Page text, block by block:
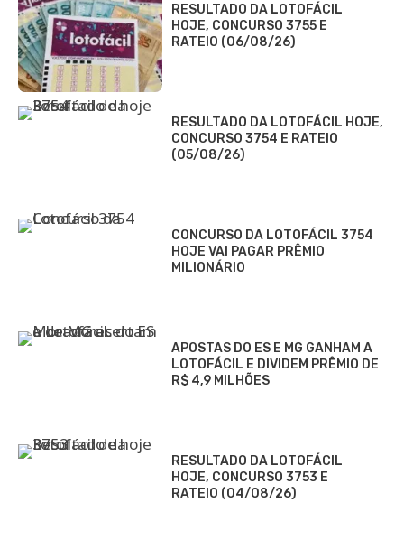
RESULTADO DA LOTOFÁCIL
HOJE, CONCURSO 3755 E
RATEIO (06/08/26)
RESULTADO DA LOTOFÁCIL HOJE,
CONCURSO 3754 E RATEIO
(05/08/26)
CONCURSO DA LOTOFÁCIL 3754
HOJE VAI PAGAR PRÊMIO
MILIONÁRIO
APOSTAS DO ES E MG GANHAM A
LOTOFÁCIL E DIVIDEM PRÊMIO DE
R$ 4,9 MILHÕES
RESULTADO DA LOTOFÁCIL
HOJE, CONCURSO 3753 E
RATEIO (04/08/26)